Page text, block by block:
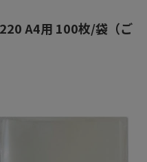
A4用 100枚/袋（ご